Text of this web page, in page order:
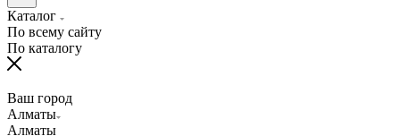
Каталог
По всему сайту
По каталогу
Ваш город
Алматы
Алматы